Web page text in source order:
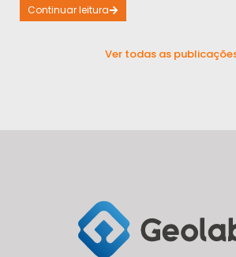
Continuar leitura
Ver todas as